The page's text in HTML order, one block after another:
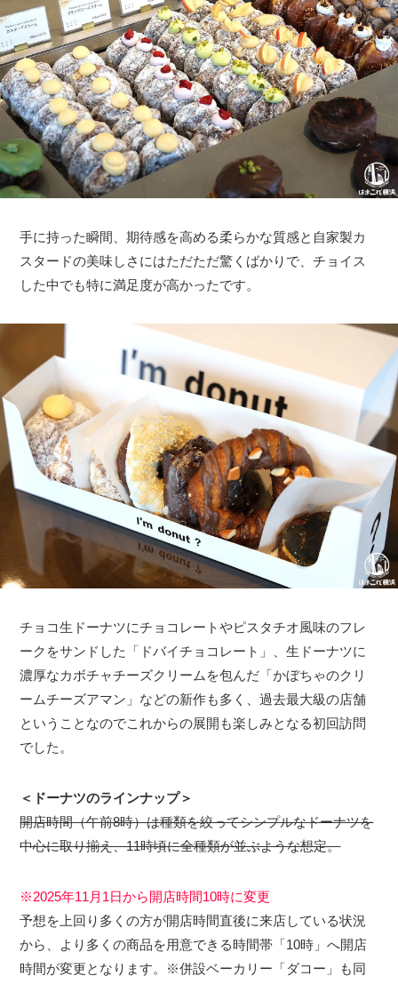
手に持った瞬間、期待感を高める柔らかな質感と自家製カ
スタードの美味しさにはただただ驚くばかりで、チョイス
した中でも特に満足度が高かったです。
チョコ生ドーナツにチョコレートやピスタチオ風味のフレ
ークをサンドした「ドバイチョコレート」、生ドーナツに
濃厚なカボチャチーズクリームを包んだ「かぼちゃのクリ
ームチーズアマン」などの新作も多く、過去最大級の店舗
ということなのでこれからの展開も楽しみとなる初回訪問
でした。
＜ドーナツのラインナップ＞
開店時間（午前8時）は種類を絞ってシンプルなドーナツを
中心に取り揃え、11時頃に全種類が並ぶような想定。
※2025年11月1日から開店時間10時に変更
予想を上回り多くの方が開店時間直後に来店している状況
から、より多くの商品を用意できる時間帯「10時」へ開店
時間が変更となります。※併設ベーカリー「ダコー」も同